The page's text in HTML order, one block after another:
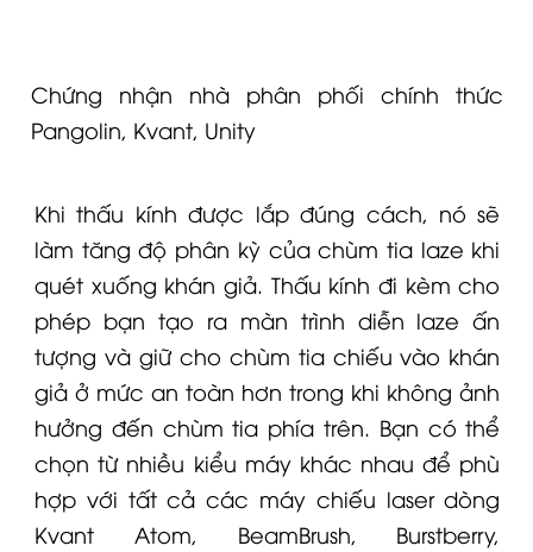
Chứng nhận nhà phân phối chính thức
Pangolin, Kvant, Unity
Khi thấu kính được lắp đúng cách, nó sẽ
làm tăng độ phân kỳ của chùm tia laze khi
quét xuống khán giả. Thấu kính đi kèm cho
phép bạn tạo ra màn trình diễn laze ấn
tượng và giữ cho chùm tia chiếu vào khán
giả ở mức an toàn hơn trong khi không ảnh
hưởng đến chùm tia phía trên. Bạn có thể
chọn từ nhiều kiểu máy khác nhau để phù
hợp với tất cả các máy chiếu laser dòng
KvantAtom, BeamBrush, Burstberry,